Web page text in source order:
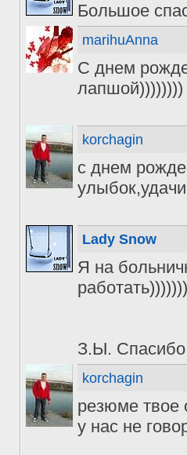
Большое
marihuAnna
С днем
лапшой))))))))
korchagin
с днем
Lady Snow
Я на
З.Ы.
korchagin
резюме твое
у нас не